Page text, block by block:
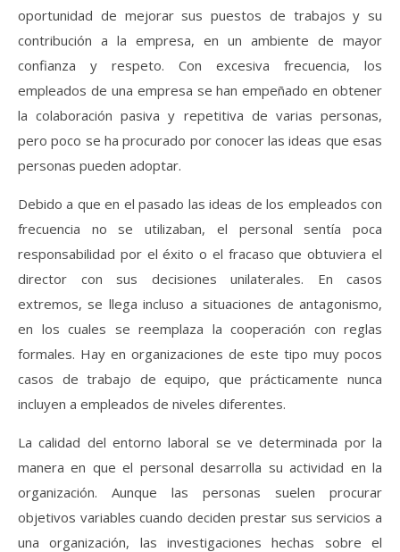
oportunidad de mejorar sus puestos de trabajos y su
contribución a la empresa, en un ambiente de mayor
confianza y respeto. Con excesiva frecuencia, los
empleados de una empresa se han empeñado en obtener
la colaboración pasiva y repetitiva de varias personas,
pero poco se ha procurado por conocer las ideas que esas
personas pueden adoptar.
Debido a que en el pasado las ideas de los empleados con
frecuencia no se utilizaban, el personal sentía poca
responsabilidad por el éxito o el fracaso que obtuviera el
director con sus decisiones unilaterales. En casos
extremos, se llega incluso a situaciones de antagonismo,
en los cuales se reemplaza la cooperación con reglas
formales. Hay en organizaciones de este tipo muy pocos
casos de trabajo de equipo, que prácticamente nunca
incluyen a empleados de niveles diferentes.
La calidad del entorno laboral se ve determinada por la
manera en que el personal desarrolla su actividad en la
organización. Aunque las personas suelen procurar
objetivos variables cuando deciden prestar sus servicios a
una organización, las investigaciones hechas sobre el